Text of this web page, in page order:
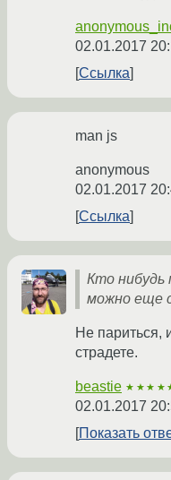
02.01.2017
Ссылка
man js
anonymous
02.01.2017
Ссылка
Кто нибудь
можно еще
Не париться,
страдете.
beastie
02.01.2017
Показать